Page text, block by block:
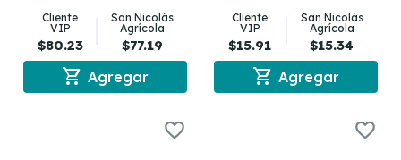
Cliente
VIP
$80.23
San Nicolás
Agrícola
$77.19
shopping_cart Agregar
Cliente
VIP
$15.91
San Nicolás
Agrícola
$15.34
shopping_cart Agregar